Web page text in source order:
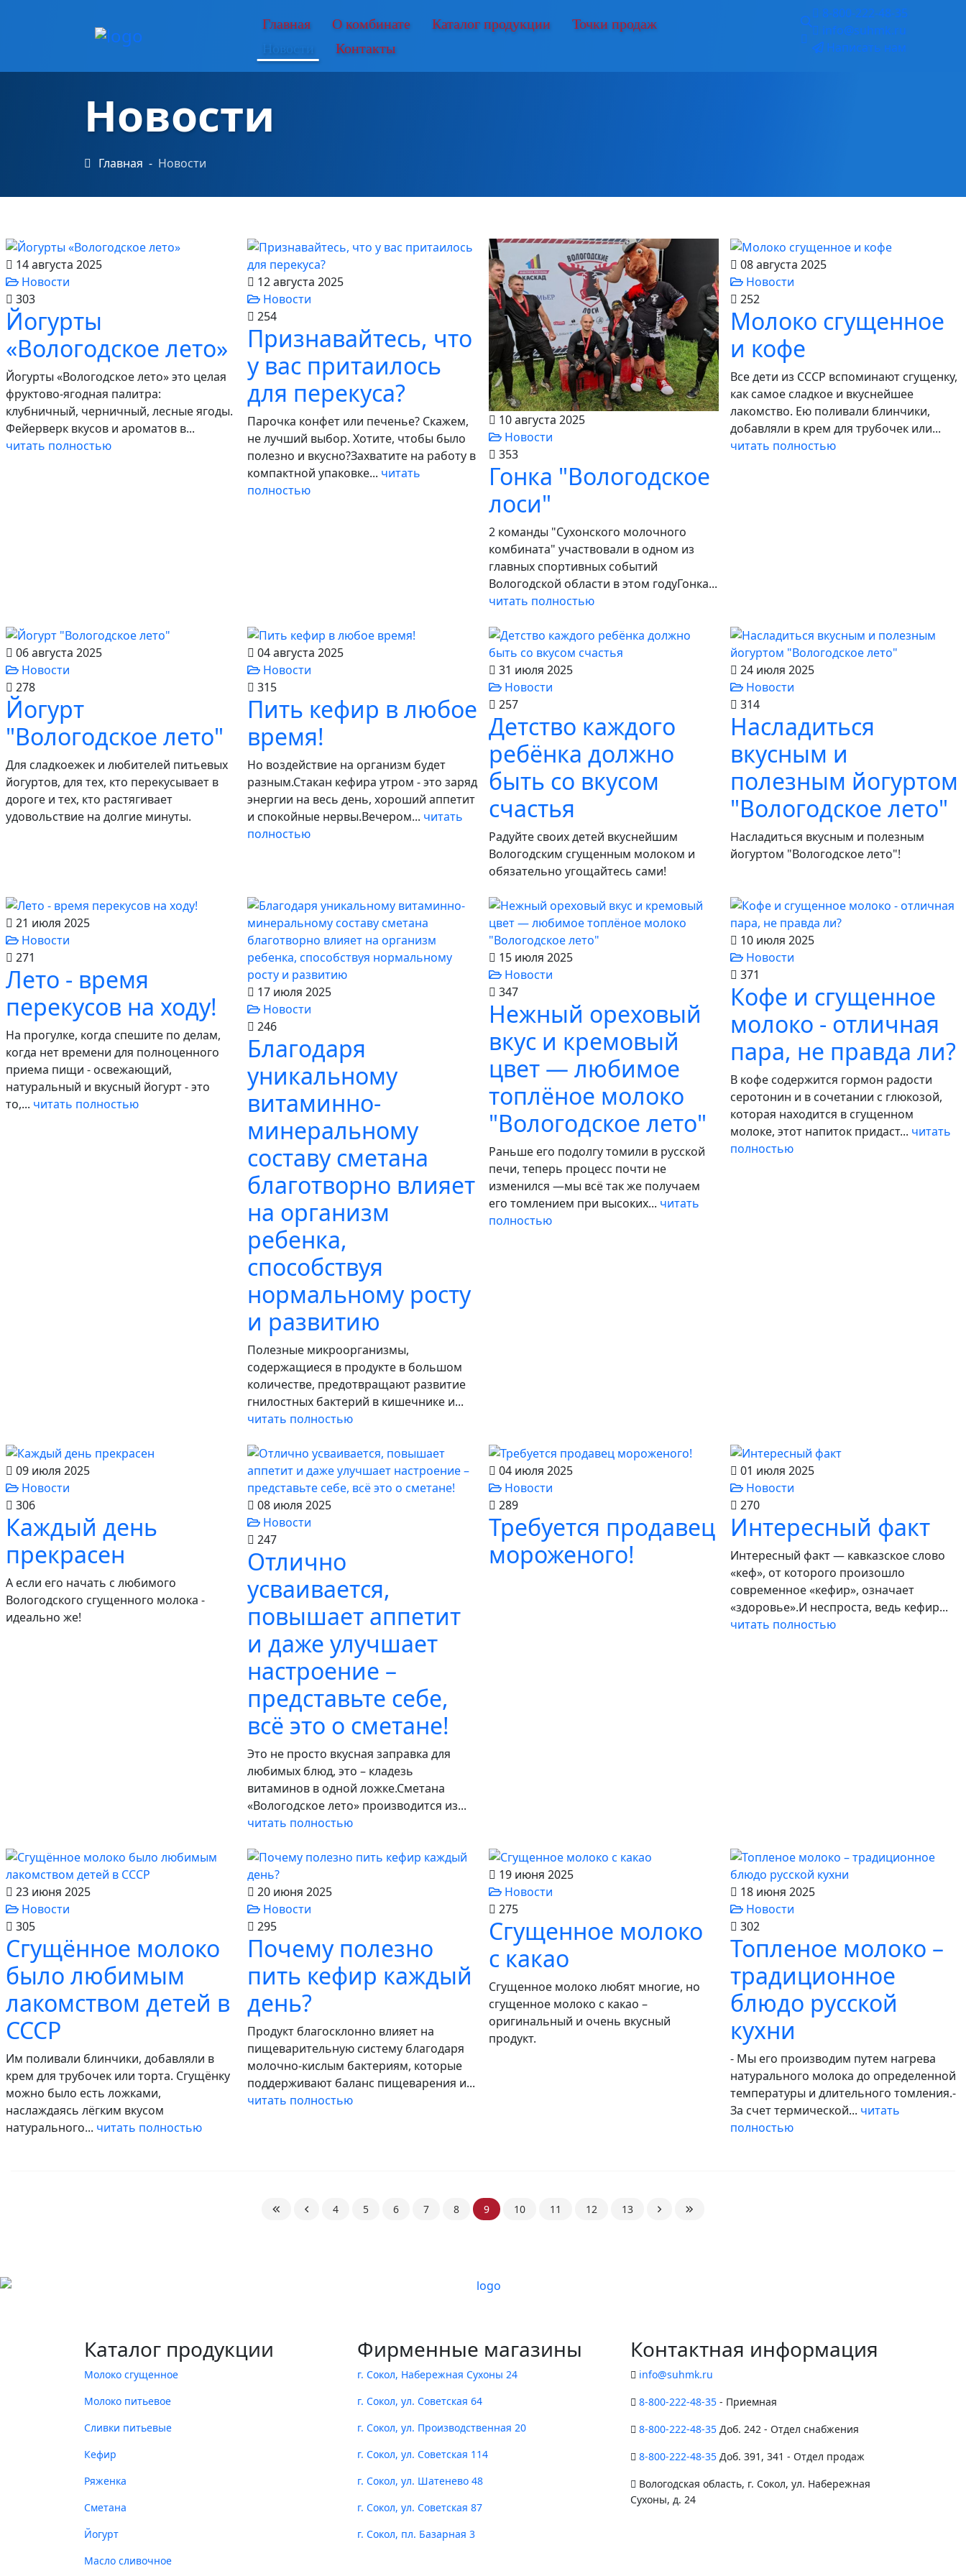
Главная О комбинате Каталог продукции
Точки продаж
Новости
Контакты
8-800-222-48-35
info@suhmk.ru
Написать нам
Каталог продукции
Точки продаж
Новости
Новости
Главная Новости
14 августа 2025
Новости
303
Йогурты
«Вологодское лето»
Йогурты «Вологодское лето» это целая
фруктово-ягодная палитра:
клубничный, черничный, лесные ягоды.
Фейерверк вкусов и ароматов в...
читать полностью
12 августа 2025
Новости
254
Признавайтесь, что
у вас притаилось
для перекуса?
Парочка конфет или печенье? Скажем,
не лучший выбор. Хотите, чтобы было
полезно и вкусно?Захватите на работу в
компактной упаковке... читать
полностью
10 августа 2025
Новости
353
Гонка "Вологодское
лоси"
2 команды "Сухонского молочного
комбината" участвовали в одном из
главных спортивных событий
Вологодской области в этом годуГонка...
читать полностью
08 августа 2025
Новости
252
Молоко сгущенное
и кофе
Все дети из СССР вспоминают сгущенку,
как самое сладкое и вкуснейшее
лакомство. Ею поливали блинчики,
добавляли в крем для трубочек или...
читать полностью
06 августа 2025
Новости
278
Йогурт
"Вологодское лето"
Для сладкоежек и любителей питьевых
йогуртов, для тех, кто перекусывает в
дороге и тех, кто растягивает
удовольствие на долгие минуты.
04 августа 2025
Новости
315
Пить кефир в любое
время!
Но воздействие на организм будет
разным.Стакан кефира утром - это заряд
энергии на весь день, хороший аппетит
и спокойные нервы.Вечером... читать
полностью
31 июля 2025
Новости
257
Детство каждого
ребёнка должно
быть со вкусом
счастья
Радуйте своих детей вкуснейшим
Вологодским сгущенным молоком и
обязательно угощайтесь сами!
24 июля 2025
Новости
314
Насладиться
вкусным и
полезным йогуртом
"Вологодское лето"
Насладиться вкусным и полезным
йогуртом "Вологодское лето"!
21 июля 2025
Новости
271
Лето - время
перекусов на ходу!
На прогулке, когда спешите по делам,
когда нет времени для полноценного
приема пищи - освежающий,
натуральный и вкусный йогурт - это
то,... читать полностью
17 июля 2025
Новости
246
Благодаря
уникальному
витаминно-
минеральному
составу сметана
благотворно влияет
на организм
ребенка,
способствуя
нормальному росту
и развитию
Полезные микроорганизмы,
содержащиеся в продукте в большом
количестве, предотвращают развитие
гнилостных бактерий в кишечнике и...
читать полностью
15 июля 2025
Новости
347
Нежный ореховый
вкус и кремовый
цвет — любимое
топлёное молоко
"Вологодское лето"
Раньше его подолгу томили в русской
печи, теперь процесс почти не
изменился —мы всё так же получаем
его томлением при высоких... читать
полностью
10 июля 2025
Новости
371
Кофе и сгущенное
молоко - отличная
пара, не правда ли?
В кофе содержится гормон радости
серотонин и в сочетании с глюкозой,
которая находится в сгущенном
молоке, этот напиток придаст... читать
полностью
09 июля 2025
Новости
306
Каждый день
прекрасен
А если его начать с любимого
Вологодского сгущенного молока -
идеально же!
08 июля 2025
Новости
247
Отлично
усваивается,
повышает аппетит
и даже улучшает
настроение –
представьте себе,
всё это о сметане!
Это не просто вкусная заправка для
любимых блюд, это – кладезь
витаминов в одной ложке.Сметана
«Вологодское лето» производится из...
читать полностью
04 июля 2025
Новости
289
Требуется продавец
мороженого!
01 июля 2025
Новости
270
Интересный факт
Интересный факт — кавказское слово
«кеф», от которого произошло
современное «кефир», означает
«здоровье».И неспроста, ведь кефир...
читать полностью
23 июня 2025
Новости
305
Сгущённое молоко
было любимым
лакомством детей в
СССР
Им поливали блинчики, добавляли в
крем для трубочек или торта. Сгущёнку
можно было есть ложками,
наслаждаясь лёгким вкусом
натурального... читать полностью
20 июня 2025
Новости
295
Почему полезно
пить кефир каждый
день?
Продукт благосклонно влияет на
пищеварительную систему благодаря
молочно-кислым бактериям, которые
поддерживают баланс пищеварения и...
читать полностью
19 июня 2025
Новости
275
Сгущенное молоко
с какао
Сгущенное молоко любят многие, но
сгущенное молоко с какао –
оригинальный и очень вкусный
продукт.
18 июня 2025
Новости
302
Топленое молоко –
традиционное
блюдо русской
кухни
- Мы его производим путем нагрева
натурального молока до определенной
температуры и длительного томления.-
За счет термической... читать
полностью
4 5 6 7 8 9 10 11 12 13
Каталог продукции
Молоко сгущенное
Молоко питьевое
Сливки питьевые
Кефир
Ряженка
Сметана
Йогурт
Масло сливочное
Фирменные магазины
г. Сокол, Набережная Сухоны 24
г. Сокол, ул. Советская 64
г. Сокол, ул. Производственная 20
г. Сокол, ул. Советская 114
г. Сокол, ул. Шатенево 48
г. Сокол, ул. Советская 87
г. Сокол, пл. Базарная 3
Контактная информация
info@suhmk.ru
8-800-222-48-35 - Приемная
8-800-222-48-35 Доб. 242 - Отдел снабжения
8-800-222-48-35 Доб. 391, 341 - Отдел продаж
Вологодская область, г. Сокол, ул. Набережная
Сухоны, д. 24